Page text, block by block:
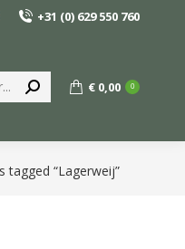
+31 (0) 629 550 760
€ 0,00 0
tagged “Lagerweij”